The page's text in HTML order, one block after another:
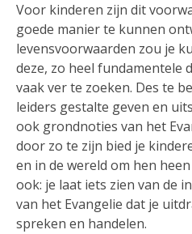
Voor kinderen zijn dit
goede manier te kunnen
levensvoorwaarden zou je
deze, zo heel fundamentele
vaak ver te zoeken. Des te
leiders gestalte geven en
ook grondnoties van het
door zo te zijn bied je
en in de wereld om hen
ook: je laat iets zien van de
van het Evangelie dat je
spreken en handelen.